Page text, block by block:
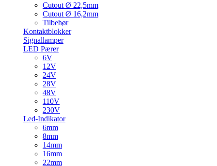
Cutout Ø 22,5mm
Cutout Ø 16,2mm
Tilbehør
Kontaktblokker
Signallamper
LED Pærer
6V
12V
24V
28V
48V
110V
230V
Led-Indikator
6mm
8mm
14mm
16mm
22mm